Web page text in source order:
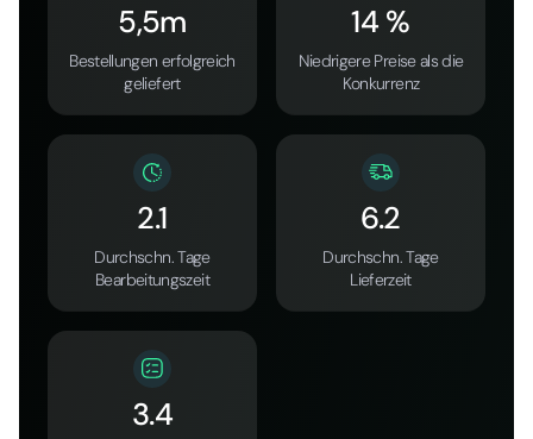
5,5m
Bestellungen erfolgreich
geliefert
14 %
Niedrigere Preise als die
Konkurrenz
2.1
Durchschn. Tage
Bearbeitungszeit
6.2
Durchschn. Tage
Lieferzeit
3.4